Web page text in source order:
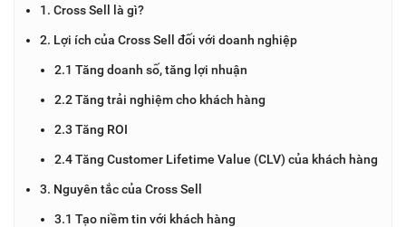
1. Cross Sell là gì?
2. Lợi ích của Cross Sell đối với doanh nghiệp
2.1 Tăng doanh số, tăng lợi nhuận
2.2 Tăng trải nghiệm cho khách hàng
2.3 Tăng ROI
2.4 Tăng Customer Lifetime Value (CLV) của khách hàng
3. Nguyên tắc của Cross Sell
3.1 Tạo niềm tin với khách hàng